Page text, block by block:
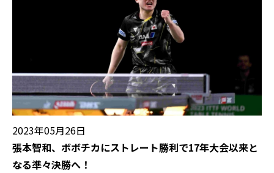
2023年05月26日
張本智和、ボボチカにストレート勝利で17年大会以来と
なる準々決勝へ！